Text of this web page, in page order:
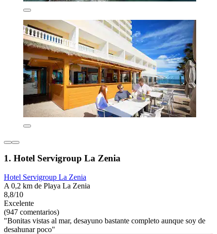
1. Hotel Servigroup La Zenia
Hotel Servigroup La Zenia
A 0,2 km de Playa La Zenia
8,8/10
Excelente
(947 comentarios)
"Bonitas vistas al mar, desayuno bastante completo aunque soy de
desahunar poco"